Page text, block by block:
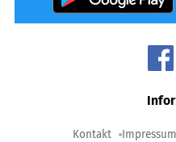
Kontakt Impressum